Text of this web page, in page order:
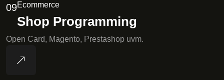
09Ecommerce
Shop Programming
Open Card, Magento, Prestashop uvm.